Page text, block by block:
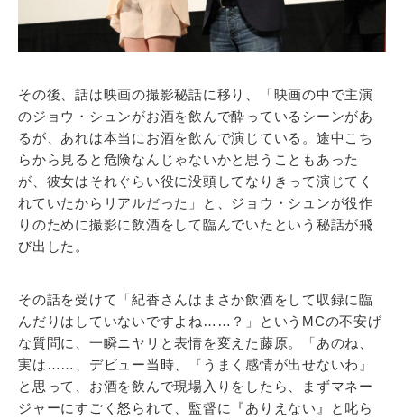
その後、話は映画の撮影秘話に移り、「映画の中で主演
のジョウ・シュンがお酒を飲んで酔っているシーンがあ
るが、あれは本当にお酒を飲んで演じている。途中こち
らから見ると危険なんじゃないかと思うこともあった
が、彼女はそれぐらい役に没頭してなりきって演じてく
れていたからリアルだった」と、ジョウ・シュンが役作
りのために撮影に飲酒をして臨んでいたという秘話が飛
び出した。
その話を受けて「紀香さんはまさか飲酒をして収録に臨
んだりはしていないですよね……？」というMCの不安げ
な質問に、一瞬ニヤリと表情を変えた藤原。「あのね、
実は……、デビュー当時、『うまく感情が出せないわ』
と思って、お酒を飲んで現場入りをしたら、まずマネー
ジャーにすごく怒られて、監督に『ありえない』と叱ら